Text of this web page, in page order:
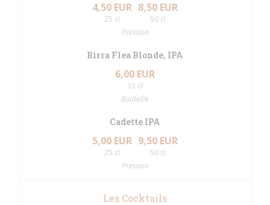
4,50 EUR
25 cl
8,50 EUR
50 cl
Pression
Birra Flea Blonde, IPA
6,00 EUR
33 cl
Bouteille
Cadette IPA
5,00 EUR
25 cl
9,50 EUR
50 cl
Pression
Les Cocktails